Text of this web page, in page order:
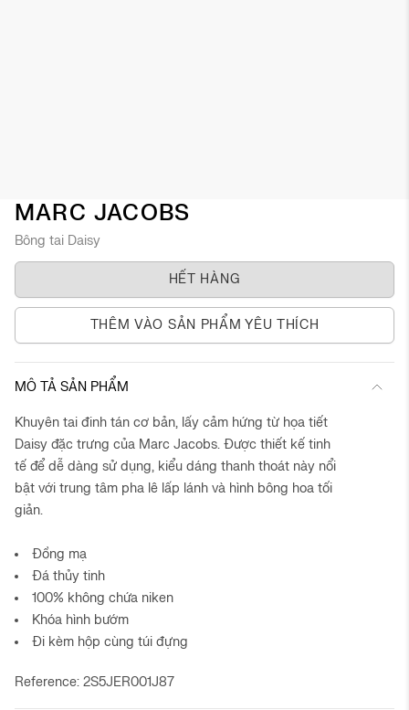
Chuyển
đến
phần
đầu
thư
MARC JACOBS
Bông tai Daisy
HẾT HÀNG
THÊM VÀO SẢN PHẨM YÊU THÍCH
MÔ TẢ SẢN PHẨM
Khuyên tai đinh tán cơ bản, lấy cảm hứng từ họa tiết
Daisy đặc trưng của Marc Jacobs. Được thiết kế tinh
tế để dễ dàng sử dụng, kiểu dáng thanh thoát này nổi
bật với trung tâm pha lê lấp lánh và hình bông hoa tối
giản.
Đồng mạ
Đá thủy tinh
100% không chứa niken
Khóa hình bướm
Đi kèm hộp cùng túi đựng
Reference: 2S5JER001J87